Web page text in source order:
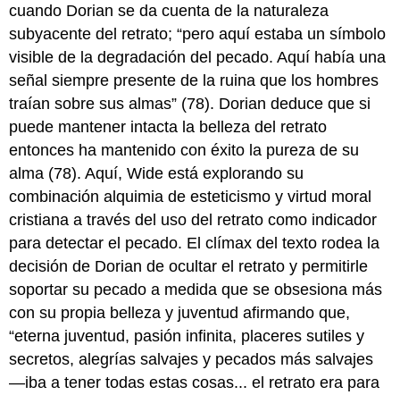
cuando Dorian se da cuenta de la naturaleza
subyacente del retrato; “pero aquí estaba un símbolo
visible de la degradación del pecado. Aquí había una
señal siempre presente de la ruina que los hombres
traían sobre sus almas” (78). Dorian deduce que si
puede mantener intacta la belleza del retrato
entonces ha mantenido con éxito la pureza de su
alma (78). Aquí, Wide está explorando su
combinación alquimia de esteticismo y virtud moral
cristiana a través del uso del retrato como indicador
para detectar el pecado. El clímax del texto rodea la
decisión de Dorian de ocultar el retrato y permitirle
soportar su pecado a medida que se obsesiona más
con su propia belleza y juventud afirmando que,
“eterna juventud, pasión infinita, placeres sutiles y
secretos, alegrías salvajes y pecados más salvajes
—iba a tener todas estas cosas... el retrato era para